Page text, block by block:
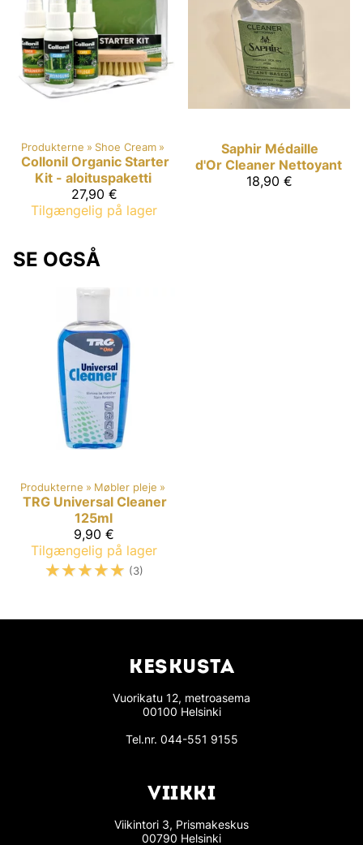
Produkterne ‪» Shoe Cream ‪»
Collonil Organic Starter
Kit - aloituspaketti
27,90 €
Tilgængelig på lager
Saphir Médaille
d'Or Cleaner Nettoyant
18,90 €
SE OGSÅ
Produkterne ‪» Møbler pleje ‪»
TRG Universal Cleaner
125ml
9,90 €
Tilgængelig på lager
☆☆☆☆☆ (3)
KESKUSTA
Vuorikatu 12, metroasema
00100 Helsinki
Tel.nr. 044-551 9155
VIIKKI
Viikintori 3, Prismakeskus
00790 Helsinki